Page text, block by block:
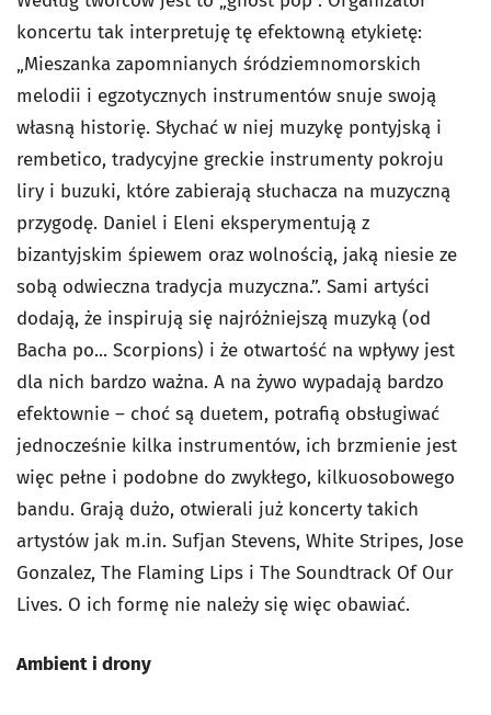
koncertu tak interpretuję tę efektowną etykietę:
„Mieszanka zapomnianych śródziemnomorskich
melodii i egzotycznych instrumentów snuje swoją
własną historię. Słychać w niej muzykę pontyjską i
rembetico, tradycyjne greckie instrumenty pokroju
liry i buzuki, które zabierają słuchacza na muzyczną
przygodę. Daniel i Eleni eksperymentują z
bizantyjskim śpiewem oraz wolnością, jaką niesie ze
sobą odwieczna tradycja muzyczna.”. Sami artyści
dodają, że inspirują się najróżniejszą muzyką (od
Bacha po... Scorpions) i że otwartość na wpływy jest
dla nich bardzo ważna. A na żywo wypadają bardzo
efektownie – choć są duetem, potrafią obsługiwać
jednocześnie kilka instrumentów, ich brzmienie jest
więc pełne i podobne do zwykłego, kilkuosobowego
bandu. Grają dużo, otwierali już koncerty takich
artystów jak m.in. Sufjan Stevens, White Stripes, Jose
Gonzalez, The Flaming Lips i The Soundtrack Of Our
Lives. O ich formę nie należy się więc obawiać.
Ambient i drony